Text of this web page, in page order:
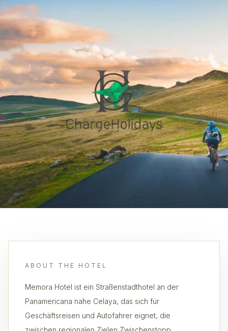
ABOUT THE HOTEL
Memora Hotel ist ein Straßenstadthotel an der
Panamericana nahe Celaya, das sich für
Geschäftsreisen und Autofahrer eignet, die